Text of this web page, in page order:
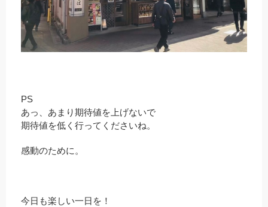
PS
あっ、あまり期待値を上げないで
期待値を低く行ってくださいね。
感動のために。
今日も楽しい一日を！